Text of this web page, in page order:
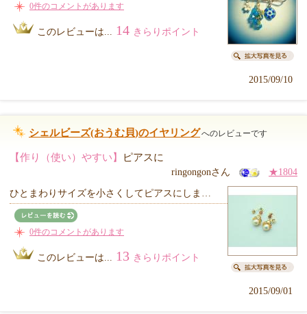
0件のコメントがあります
このレビューは... 14 きらりポイント
2015/09/10
シェルビーズ(おうむ貝)のイヤリングへのレビューです
【作り（使い）やすい】 ピアスに
ringongonさん ★1804
ひとまわりサイズを小さくしてピアスにしま…
0件のコメントがあります
このレビューは... 13 きらりポイント
2015/09/01